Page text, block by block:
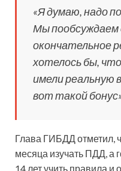
«Я думаю, надо
Мы пообсуждаем
окончательное
хотелось бы,
имели реальную
вот такой
Глава ГИБДД отметил,
месяца изучать ПДД, а
14 лет учить правила